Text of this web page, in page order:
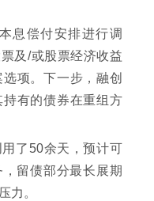
息偿付安排进行调
及/或股票经济收益
项。下一步，融创
有的债券在重组方
了50余天，预计可
留债部分最长展期
力。